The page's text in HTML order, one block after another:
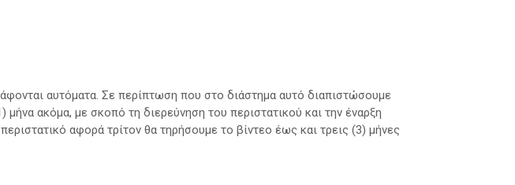
αυτόματα. Σε περίπτωση που στο διάστημα αυτό διαπιστώσουμε
ακόμα, με σκοπό τη διερεύνηση του περιστατικού και την έναρξη
αφορά τρίτον θα τηρήσουμε το βίντεο έως και τρεις (3) μήνες